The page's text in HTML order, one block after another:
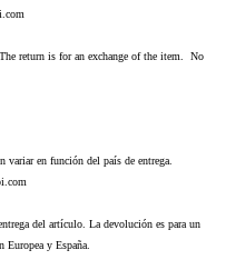
return is for an exchange of the item. No
variar en función del país de entrega.
del artículo. La devolución es para un
y España.